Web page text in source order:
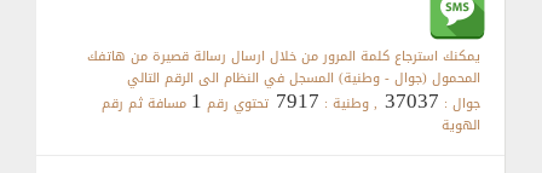
يمكنك استرجاع كلمة المرور من خلال ارسال رسالة قصيرة من هاتفك
المحمول (جوال - وطنية) المسجل في النظام الى الرقم التالي
جوال : 37037 , وطنية : 7917 تحتوي رقم 1 مسافة ثم رقم
الهوية